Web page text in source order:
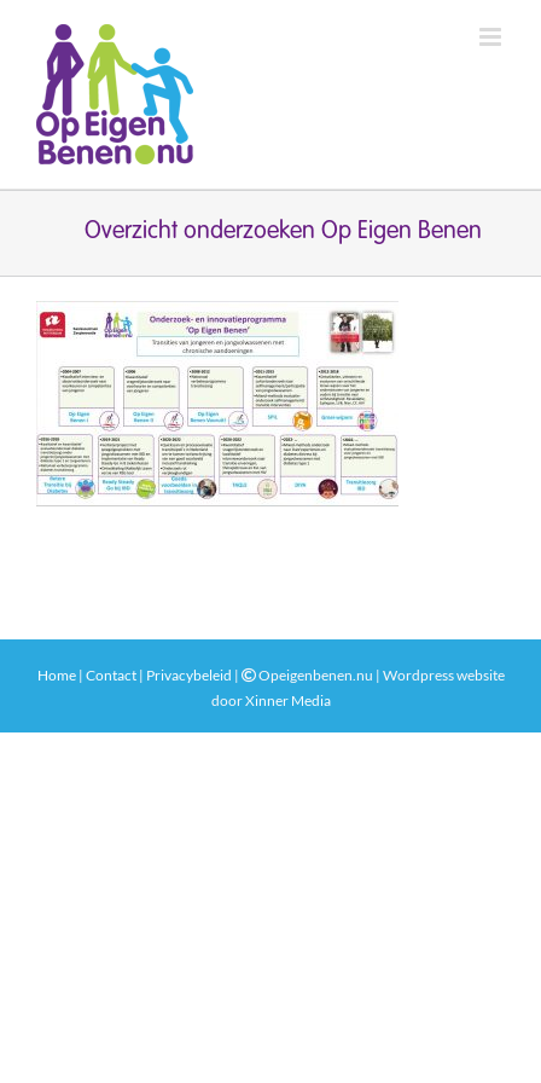
inhoud
Overzicht onderzoeken Op Eigen Benen
Home| Contact| Privacybeleid |
Opeigenbenen.nu | Wordpress website
doorXinner Media